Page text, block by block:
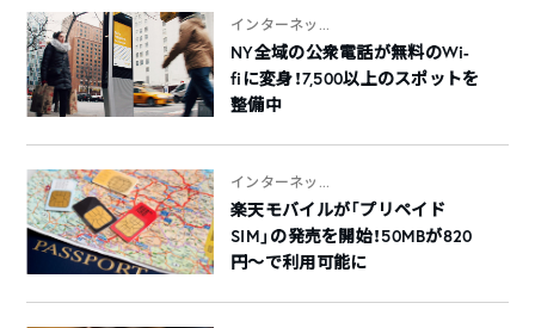
インターネッ...
NY全域の公衆電話が無料のWi-
fiに変身！7,500以上のスポットを
整備中
インターネッ...
楽天モバイルが「プリペイド
SIM」の発売を開始！50MBが820
円〜で利用可能に